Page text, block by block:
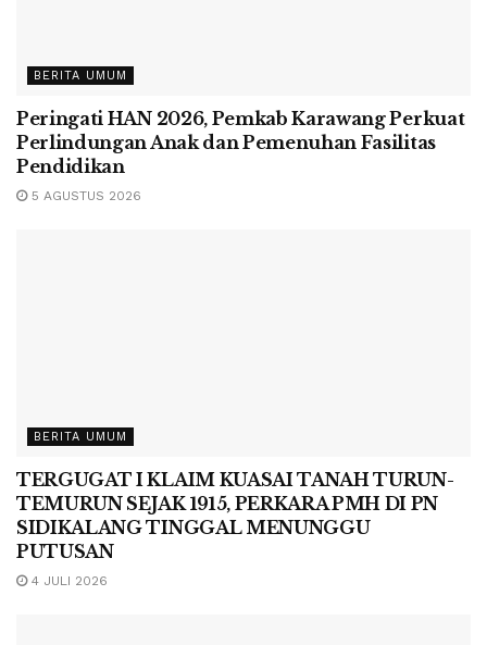
BERITA UMUM
Peringati HAN 2026, Pemkab Karawang Perkuat
Perlindungan Anak dan Pemenuhan Fasilitas
Pendidikan
5 AGUSTUS 2026
BERITA UMUM
TERGUGAT I KLAIM KUASAI TANAH TURUN-
TEMURUN SEJAK 1915, PERKARA PMH DI PN
SIDIKALANG TINGGAL MENUNGGU
PUTUSAN
4 JULI 2026